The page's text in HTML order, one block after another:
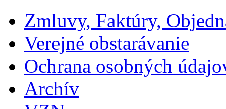
Zmluvy, Faktúry,
Verejné obstarávanie
Ochrana osobných
Archív